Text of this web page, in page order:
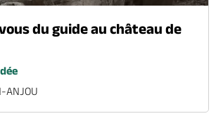
de tourisme Comment venir ? Ecrivez-nous
du guide au château de
ANJOU